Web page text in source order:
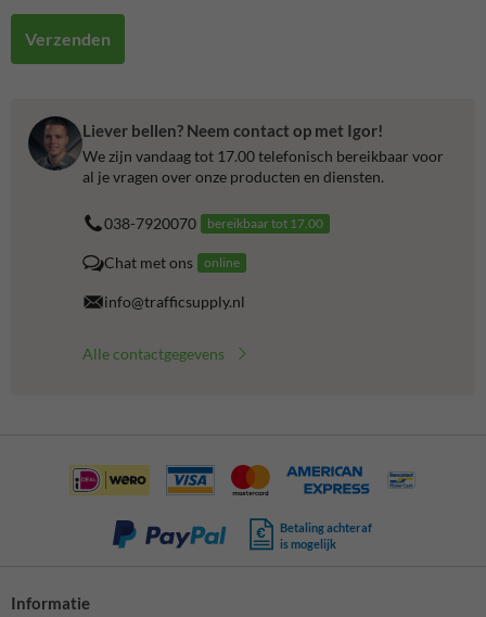
Verzenden
Liever bellen? Neem contact op met Igor!
We zijn vandaag tot 17.00 telefonisch bereikbaar voor
al je vragen over onze producten en diensten.
038-7920070 bereikbaar tot 17.00
Chat met ons online
info@trafficsupply.nl
Alle contactgegevens
Betaling achteraf
is mogelijk
Informatie